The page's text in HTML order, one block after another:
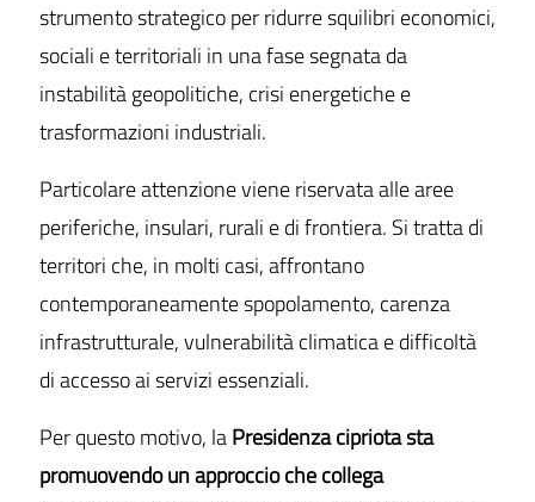
strumento strategico per ridurre squilibri economici,
sociali e territoriali in una fase segnata da
instabilità geopolitiche, crisi energetiche e
trasformazioni industriali.
Particolare attenzione viene riservata alle aree
periferiche, insulari, rurali e di frontiera. Si tratta di
territori che, in molti casi, affrontano
contemporaneamente spopolamento, carenza
infrastrutturale, vulnerabilità climatica e difficoltà
di accesso ai servizi essenziali.
Per questo motivo, laPresidenza cipriota sta
promuovendo un approccio che collega